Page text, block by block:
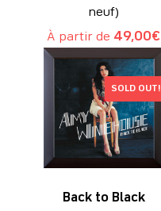
neuf)
À partir de 49,00€
SOLD OUT!
Back to Black